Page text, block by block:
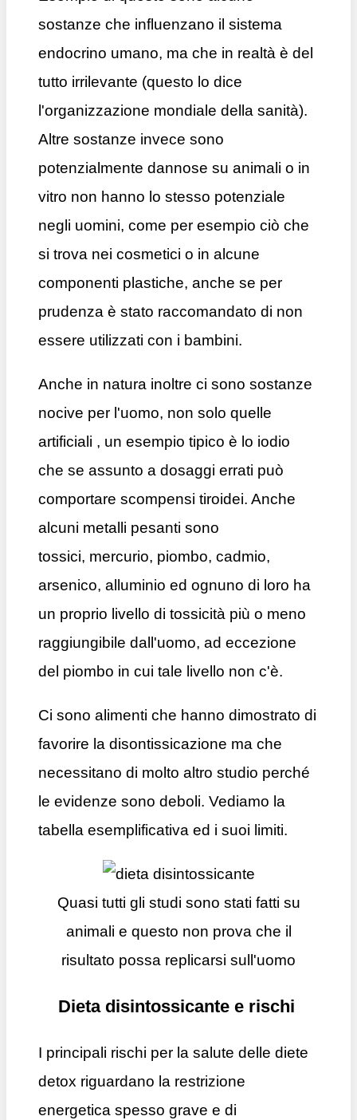
sostanze che influenzano il sistema
endocrino umano, ma che in realtà è del
tutto irrilevante (questo lo dice
l'organizzazione mondiale della sanità).
Altre sostanze invece sono
potenzialmente dannose su animali o in
vitro non hanno lo stesso potenziale
negli uomini, come per esempio ciò che
si trova nei cosmetici o in alcune
componenti plastiche, anche se per
prudenza è stato raccomandato di non
essere utilizzati con i bambini.
Anche in natura inoltre ci sono sostanze
nocive per l'uomo, non solo quelle
artificiali , un esempio tipico è lo iodio
che se assunto a dosaggi errati può
comportare scompensi tiroidei. Anche
alcuni metalli pesanti sono
tossici, mercurio, piombo, cadmio,
arsenico, alluminio ed ognuno di loro ha
un proprio livello di tossicità più o meno
raggiungibile dall'uomo, ad eccezione
del piombo in cui tale livello non c'è.
Ci sono alimenti che hanno dimostrato di
favorire la disontissicazione ma che
necessitano di molto altro studio perché
le evidenze sono deboli. Vediamo la
tabella esemplificativa ed i suoi limiti.
Quasi tutti gli studi sono stati fatti su
animali e questo non prova che il
risultato possa replicarsi sull'uomo
Dieta disintossicante e rischi
I principali rischi per la salute delle diete
detox riguardano la restrizione
energetica spesso grave e di